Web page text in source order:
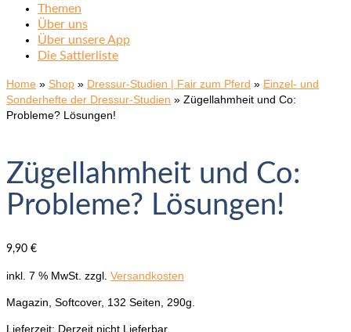
Themen
Über uns
Über unsere App
Die Sattlerliste
Home » Shop » Dressur-Studien | Fair zum Pferd » Einzel- und
Sonderhefte der Dressur-Studien » Zügellahmheit und Co:
Probleme? Lösungen!
Zügellahmheit und Co:
Probleme? Lösungen!
9,90 €
inkl. 7 % MwSt. zzgl. Versandkosten
Magazin, Softcover, 132 Seiten, 290g.
Lieferzeit: Derzeit nicht Lieferbar